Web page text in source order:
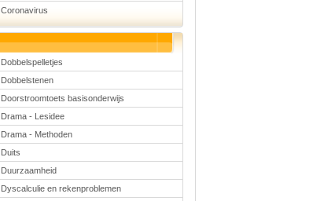
Coronavirus
Dobbelspelletjes
Dobbelstenen
Doorstroomtoets basisonderwijs
Drama - Lesidee
Drama - Methoden
Duits
Duurzaamheid
Dyscalculie en rekenproblemen